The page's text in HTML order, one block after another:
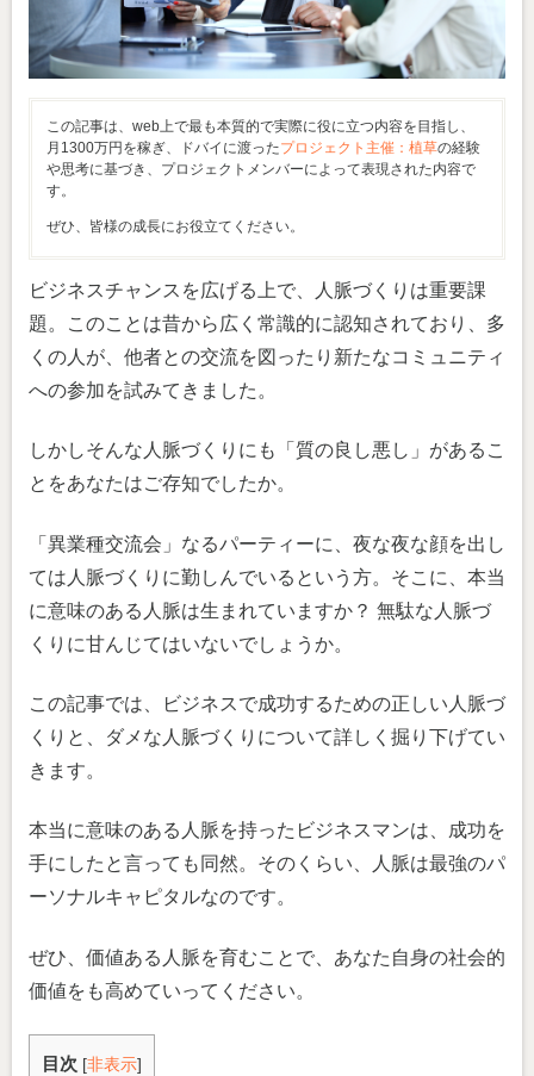
この記事は、web上で最も本質的で実際に役に立つ内容を目指し、
月1300万円を稼ぎ、ドバイに渡ったプロジェクト主催：植草の経験
や思考に基づき、プロジェクトメンバーによって表現された内容で
す。
ぜひ、皆様の成長にお役立てください。
ビジネスチャンスを広げる上で、人脈づくりは重要課
題。このことは昔から広く常識的に認知されており、多
くの人が、他者との交流を図ったり新たなコミュニティ
への参加を試みてきました。
しかしそんな人脈づくりにも「質の良し悪し」があるこ
とをあなたはご存知でしたか。
「異業種交流会」なるパーティーに、夜な夜な顔を出し
ては人脈づくりに勤しんでいるという方。そこに、本当
に意味のある人脈は生まれていますか？ 無駄な人脈づ
くりに甘んじてはいないでしょうか。
この記事では、ビジネスで成功するための正しい人脈づ
くりと、ダメな人脈づくりについて詳しく掘り下げてい
きます。
本当に意味のある人脈を持ったビジネスマンは、成功を
手にしたと言っても同然。そのくらい、人脈は最強のパ
ーソナルキャピタルなのです。
ぜひ、価値ある人脈を育むことで、あなた自身の社会的
価値をも高めていってください。
目次 [非表示]